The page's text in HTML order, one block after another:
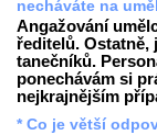
necháváte na
Angažování
ředitelů. Ostatně,
tanečníků.
ponechávám si
nejkrajnějším
* Co je větší